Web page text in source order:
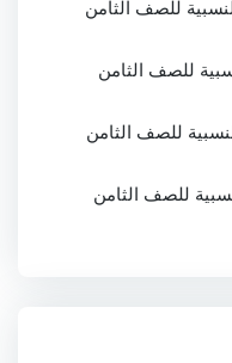
للصف الثامن
للصف الثامن
للصف الثامن
للصف الثامن